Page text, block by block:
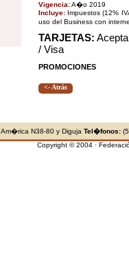
Vigencia:A�o 2019
Incluye: Impuestos (12%
uso del Business con
TARJETAS:
/ Visa
PROMOCIONES
<- Atrás
N38-80 y Diguja Tel�fonos:
Copyright © 2004 ·